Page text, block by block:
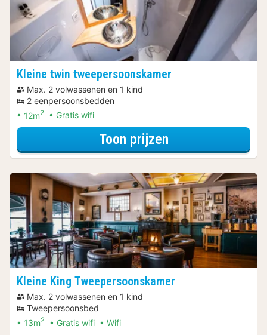
Kleine twin tweepersoonskamer
Max. 2 volwassenen en 1 kind
2 eenpersoonsbedden
12m2 Gratis wifi
Toon prijzenvoor Diner
Kleine King Tweepersoonskamer
Max. 2 volwassenen en 1 kind
Tweepersoonsbed
13m2 Gratis wifi Wifi